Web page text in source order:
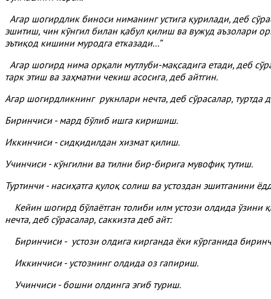
Агар шогирдлик биноси ниманинг устига қурилади, деб
эшитиш, чин кўнгил билан қабул қилиш ва вужуд аъзолари
эътиқод кишини муродга етказади...”
Агар шогирд нима орқали мутлуби-мақсадига етади, деб
тарк этиш ва заҳматни чекиш асосига, деб айтгин.
Агар шогирдликнинг рукнлари нечта, деб сўрасалар, туртда
Биринчиси - мард бўлиб ишга киришиш.
Иккинчиси - сидқидилдан хизмат қилиш.
Учинчиси - кўнгилни ва тилни бир-бирига мувофиқ тутиш.
Туртинчи - насиҳатга қулоқ солиш ва устоздан эшитганини
Кейин шогирд бўлаётган толиби илм устози олдида ўзини
нечта, деб сўрасалар, саккизта деб айт:
Биринчиси - устози олдига кирганда ёки кўрганида
Иккинчиси - устознинг олдида оз гапириш.
Учинчиси - бошни олдинга эгиб туриш.